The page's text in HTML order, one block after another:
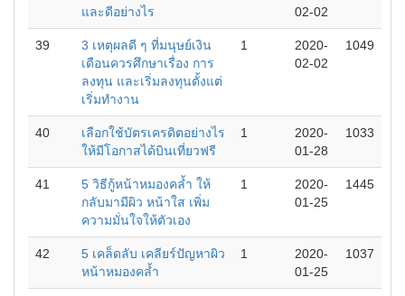
และดีอย่างไร
02-02
39
3 เหตุผลดี ๆ ที่มนุษย์เงิน
เดือนควรศึกษาเรื่อง การ
ลงทุน และเริ่มลงทุนตั้งแต่
เริ่มทำงาน
1
2020-
02-02
1049
40
เลือกใช้บัตรเครดิตอย่างไร
ให้มีโอกาสได้บินเที่ยวฟรี
1
2020-
01-28
1033
41
5 วิธีกู้หน้าหมองคล้ำ ให้
กลับมามีผิว หน้าใส เพิ่ม
ความมั่นใจให้ตัวเอง
1
2020-
01-25
1445
42
5 เคล็ดลับ เคลียร์ปัญหาผิว
หน้าหมองคล้ำ
1
2020-
01-25
1037